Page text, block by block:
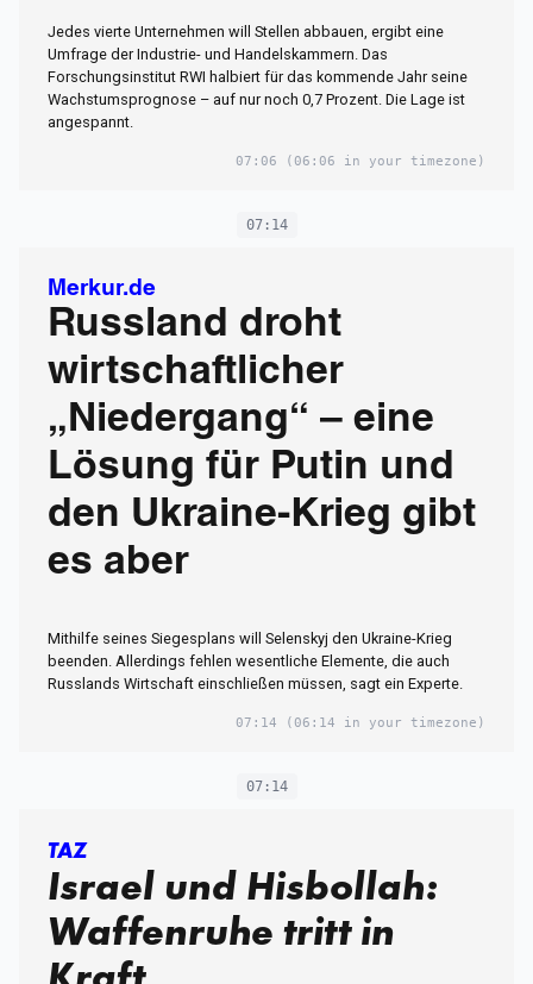
Jedes vierte Unternehmen will Stellen abbauen, ergibt eine
Umfrage der Industrie- und Handelskammern. Das
Forschungsinstitut RWI halbiert für das kommende Jahr seine
Wachstumsprognose – auf nur noch 0,7 Prozent. Die Lage ist
angespannt.
07:06 (06:06 in your timezone)
07:14
Merkur.de
Russland droht
wirtschaftlicher
„Niedergang“ – eine
Lösung für Putin und
den Ukraine-Krieg gibt
es aber
Mithilfe seines Siegesplans will Selenskyj den Ukraine-Krieg
beenden. Allerdings fehlen wesentliche Elemente, die auch
Russlands Wirtschaft einschließen müssen, sagt ein Experte.
07:14 (06:14 in your timezone)
07:14
TAZ
Israel und Hisbollah:
Waffenruhe tritt in